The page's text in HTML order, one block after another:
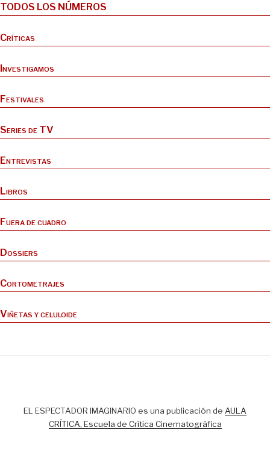
TODOS LOS NÚMEROS
Críticas
Investigamos
Festivales
Series de TV
Entrevistas
Libros
Fuera de cuadro
Dossiers
Cortometrajes
Viñetas y celuloide
EL ESPECTADOR IMAGINARIO es una publicación de AULA
CRÍTICA, Escuela de Crítica Cinematográfica